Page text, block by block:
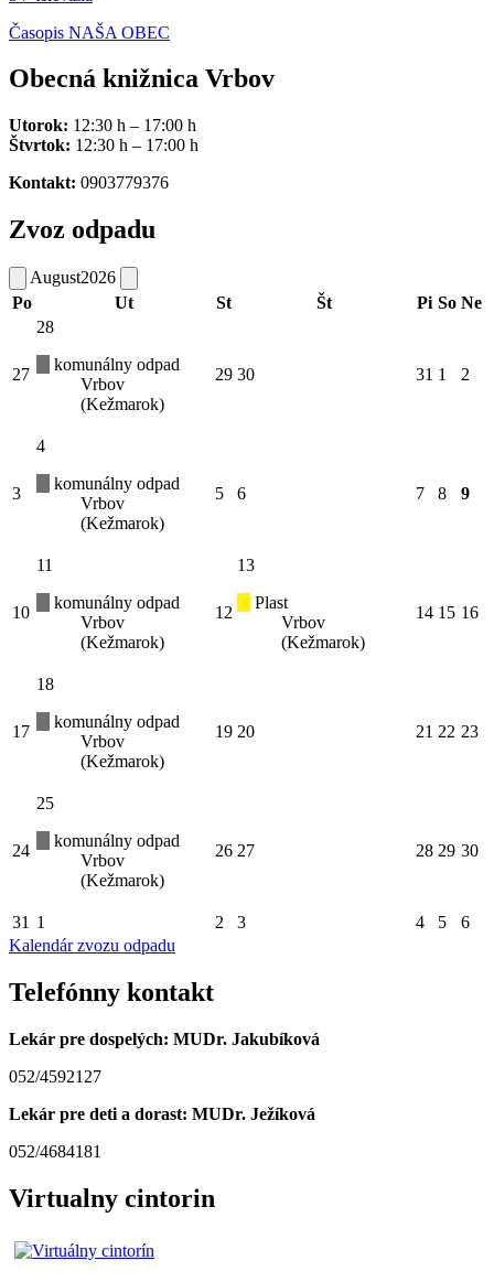
Časopis NAŠA OBEC
Obecná knižnica Vrbov
Utorok: 12:30 h – 17:00 h
Štvrtok: 12:30 h – 17:00 h
Kontakt: 0903779376
Zvoz odpadu
August2026
Po
Ut St Št Pi So Ne
27
28
komunálny odpad
Vrbov
(Kežmarok)
29 30 31 1 2
3
4
komunálny odpad
Vrbov
(Kežmarok)
5 6 7 8 9
10
11
komunálny odpad
Vrbov
(Kežmarok)
12
13
Plast
Vrbov
(Kežmarok)
14 15 16
17
18
komunálny odpad
Vrbov
(Kežmarok)
19 20 21 22 23
24
25
komunálny odpad
Vrbov
(Kežmarok)
26 27 28 29 30
31 1 2 3 4 5
6
Kalendár zvozu odpadu
Telefónny kontakt
Lekár pre dospelých: MUDr. Jakubíková
052/4592127
Lekár pre deti a dorast: MUDr. Ježíková
052/4684181
Virtualny cintorin